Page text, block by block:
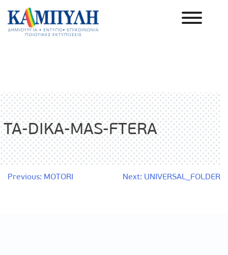
Skip
content
TA-DIKA-MAS-FTERA
Πλοήγηση
Previous: MOTORI Next: UNIVERSAL_FOLDER